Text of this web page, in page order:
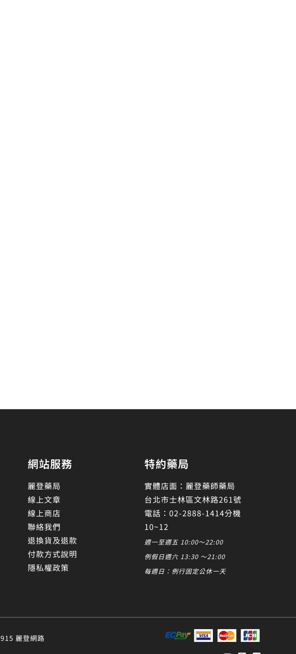
網站服務
麗登藥局
線上文章
線上商店
聯絡我們
退換貨及退款
付款方式說明
隱私權政策
特約藥局
實體店面：麗登藥師藥局
台北市士林區文林路261號
電話：02-2888-1414分機
10~12
週一至週五 10:00～22:00
例假日週六 13:30 ～21:00
每週日：例行固定公休一天
麗登網路